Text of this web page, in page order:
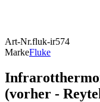
Art-Nr.fluk-ir574
MarkeFluke
(vorher -